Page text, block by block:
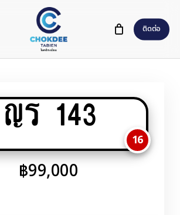
ติดต่อ
ญร 143
16
฿99,000